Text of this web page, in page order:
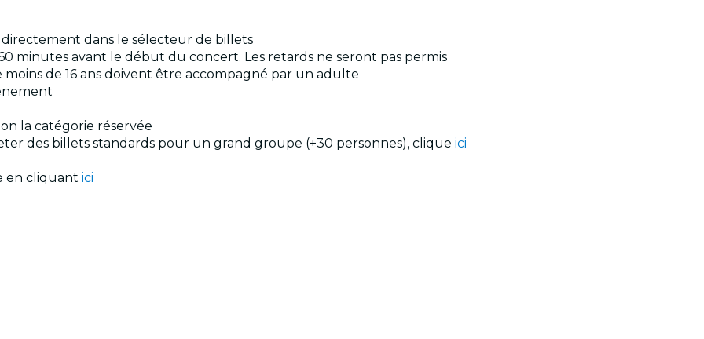
dans le sélecteur de billets
minutes avant le début du concert. Les retards ne seront pas permis
moins de 16 ans doivent être accompagné par un adulte
la catégorie réservée
des billets standards pour un grand groupe (+30 personnes), clique ici
en cliquant ici